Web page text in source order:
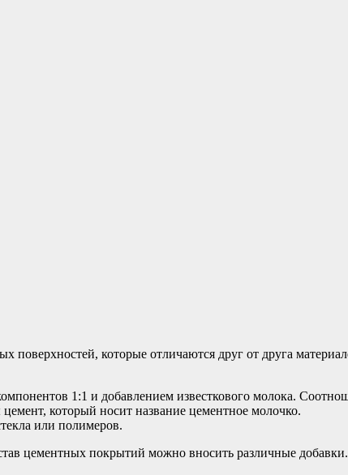
поверхностей, которые отличаются друг от друга
1:1 и добавлением известкового молока.
который носит название цементное молочко.
или полимеров.
цементных покрытий можно вносить различные